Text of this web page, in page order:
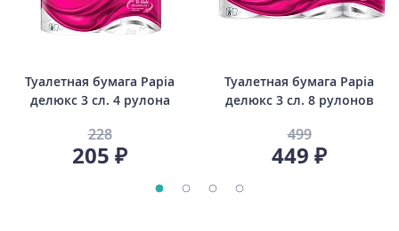
Туалетная бумага Papia
делюкс 3 сл. 4 рулона
228
205 ₽
Туалетная бумага Papia
делюкс 3 сл. 8 рулонов
499
449 ₽